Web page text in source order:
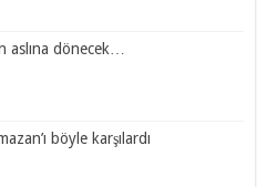
aslına dönecek…
böyle karşılardı